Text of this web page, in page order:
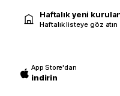
Haftalık yeni
Haftalık listeye göz atın
App Store'dan
indirin